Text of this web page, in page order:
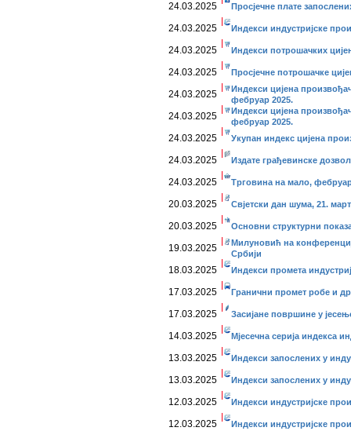
24.03.2025 Просјечне плате
24.03.2025 Индекси индустријске
24.03.2025 Индекси потрошачких
24.03.2025 Просјечне потрошачке
24.03.2025
Индекси цијена
фебруар 2025.
24.03.2025
Индекси цијена
фебруар 2025.
24.03.2025 Укупан индекс цијена
24.03.2025 Издате грађевинске
24.03.2025 Трговина на мало,
20.03.2025 Свјетски дан шума, 21.
20.03.2025 Основни структурни
19.03.2025
Милуновић на
Србији
18.03.2025 Индекси промета
17.03.2025 Гранични промет робе и
17.03.2025 Засијане површине у
14.03.2025 Мјесечна серија индекса
13.03.2025 Индекси запослених у
13.03.2025 Индекси запослених у
12.03.2025 Индекси индустријске
12.03.2025 Индекси индустријске